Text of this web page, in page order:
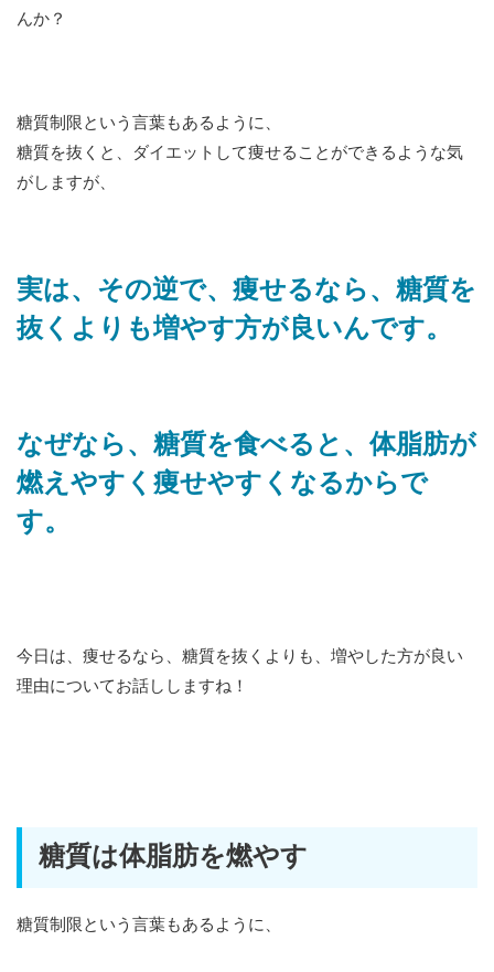
んか？
糖質制限という言葉もあるように、
糖質を抜くと、ダイエットして痩せることができるような気
がしますが、
実は、その逆で、痩せるなら、糖質を
抜くよりも増やす方が良いんです。
なぜなら、糖質を食べると、体脂肪が
燃えやすく痩せやすくなるからで
す。
今日は、痩せるなら、糖質を抜くよりも、増やした方が良い
理由についてお話ししますね！
糖質は体脂肪を燃やす
糖質制限という言葉もあるように、